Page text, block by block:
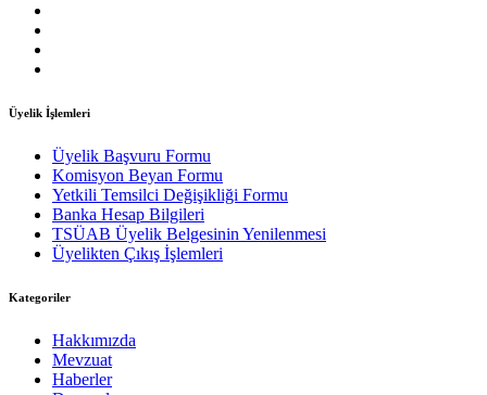
Üyelik İşlemleri
Üyelik Başvuru Formu
Komisyon Beyan Formu
Yetkili Temsilci Değişikliği Formu
Banka Hesap Bilgileri
TSÜAB Üyelik Belgesinin Yenilenmesi
Üyelikten Çıkış İşlemleri
Kategoriler
Hakkımızda
Mevzuat
Haberler